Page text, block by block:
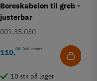
Boreskabelon til greb -
justerbar
001.35.030
110,00 Inkl. moms
10 stk på lager